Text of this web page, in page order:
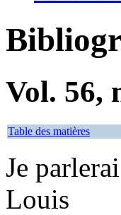
Vol. 56,
Table des matières
Je
Louis